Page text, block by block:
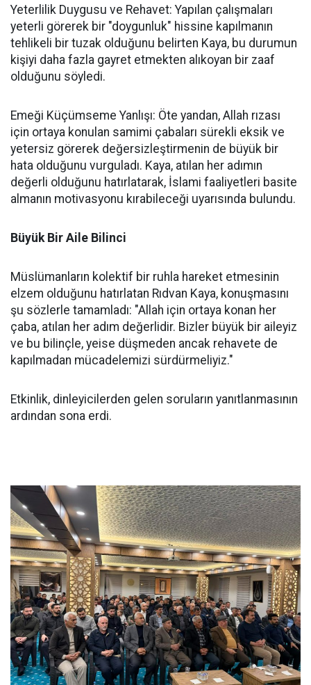
Yeterlilik Duygusu ve Rehavet: Yapılan çalışmaları
yeterli görerek bir "doygunluk" hissine kapılmanın
tehlikeli bir tuzak olduğunu belirten Kaya, bu durumun
kişiyi daha fazla gayret etmekten alıkoyan bir zaaf
olduğunu söyledi.
Emeği Küçümseme Yanlışı: Öte yandan, Allah rızası
için ortaya konulan samimi çabaları sürekli eksik ve
yetersiz görerek değersizleştirmenin de büyük bir
hata olduğunu vurguladı. Kaya, atılan her adımın
değerli olduğunu hatırlatarak, İslami faaliyetleri basite
almanın motivasyonu kırabileceği uyarısında bulundu.
Büyük Bir Aile Bilinci
Müslümanların kolektif bir ruhla hareket etmesinin
elzem olduğunu hatırlatan Rıdvan Kaya, konuşmasını
şu sözlerle tamamladı: "Allah için ortaya konan her
çaba, atılan her adım değerlidir. Bizler büyük bir aileyiz
ve bu bilinçle, yeise düşmeden ancak rehavete de
kapılmadan mücadelemizi sürdürmeliyiz."
Etkinlik, dinleyicilerden gelen soruların yanıtlanmasının
ardından sona erdi.